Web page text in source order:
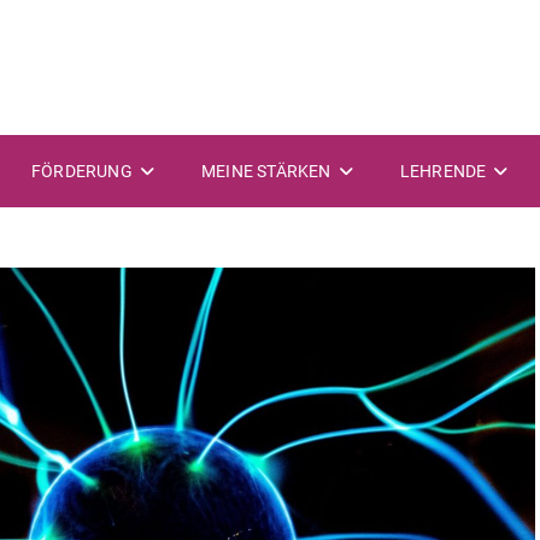
FÖRDERUNG MEINE STÄRKEN LEHRENDE